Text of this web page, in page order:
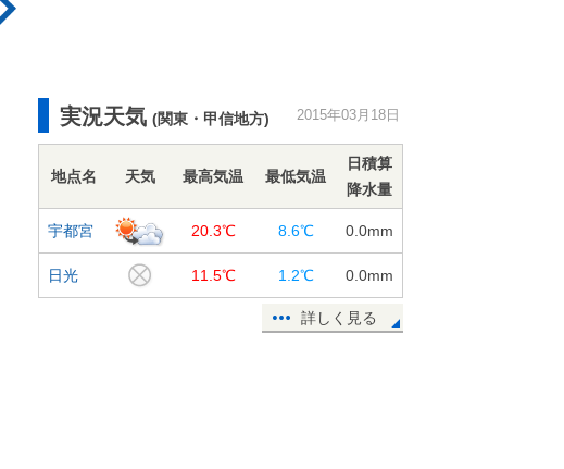
実況天気 (関東・甲信地方) 2015年03月18日
地点名 天気 最高気温 最低気温
日積算
降水量
宇都宮 20.3℃ 8.6℃ 0.0mm
日光 11.5℃ 1.2℃ 0.0mm
詳しく見る